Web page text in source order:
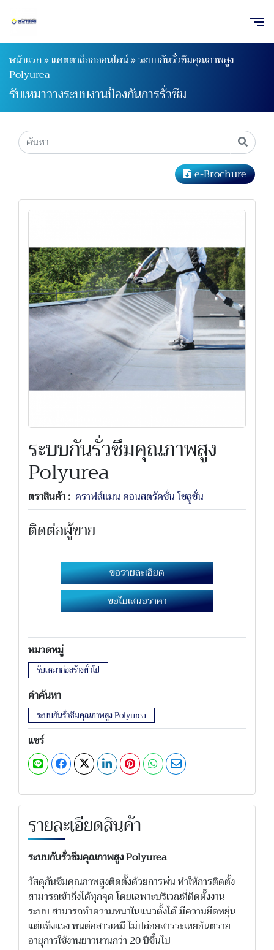
หน้าแรก»แคตตาล็อกออนไลน์»ระบบกันรั่วซึมคุณภาพสูง
Polyurea
รับเหมาวางระบบงานป้องกันการรั่วซึม
e-Brochure
ระบบกันรั่วซึมคุณภาพสูง
Polyurea
ตราสินค้า : คราฟส์แมน คอนสตรัคชั่น โซลูชั่น
ติดต่อผู้ขาย
ขอรายละเอียด
ขอใบเสนอราคา
หมวดหมู่
รับเหมาก่อสร้างทั่วไป
คำค้นหา
ระบบกันรั่วซึมคุณภาพสูง Polyurea
แชร์
รายละเอียดสินค้า
ระบบกันรั่วซึมคุณภาพสูง Polyurea
วัสดุกันซึมคุณภาพสูงติดตั้งด้วยการพ่น ทำให้การติดตั้ง
สามารถเข้าถึงได้ทุกจุด โดยเฉพาะบริเวณที่ติดตั้งงาน
ระบบ สามารถทำความหนาในแนวตั้งได้ มีความยืดหยุ่น
แต่แข็งแรง ทนต่อสารเคมี ไม่ปล่อยสารระเหยอันตราย
อายุการใช้งานยาวนานกว่า 20 ปีขึ้นไป